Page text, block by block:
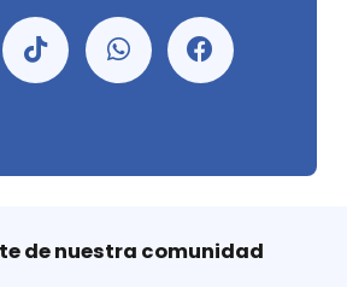
de nuestra comunidad